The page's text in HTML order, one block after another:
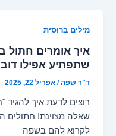
מילים ברוסית
איך אומרים חתול
שתפתיע אפילו
ד"ר שפה/אפריל 22, 2025
רוצים לדעת איך להגיד
שאלה מצוינת! חתולים
לקרוא להם בשפה